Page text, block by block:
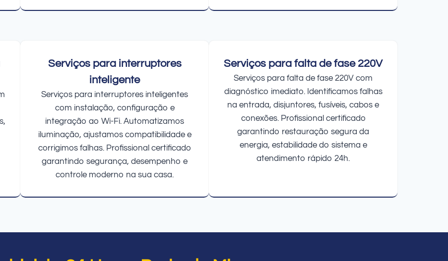
Serviços para interruptores
inteligente
Serviços para interruptores inteligentes
com instalação, configuração e
integração ao Wi-Fi. Automatizamos
iluminação, ajustamos compatibilidade e
corrigimos falhas. Profissional certificado
garantindo segurança, desempenho e
controle moderno na sua casa.
Serviços para falta de fase 220V
Serviços para falta de fase 220V com
diagnóstico imediato. Identificamos falhas
na entrada, disjuntores, fusíveis, cabos e
conexões. Profissional certificado
garantindo restauração segura da
energia, estabilidade do sistema e
atendimento rápido 24h.